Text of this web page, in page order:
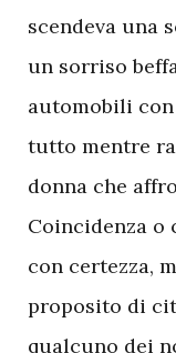
scendeva una
un sorriso
automobili con
tutto mentre
donna che
Coincidenza o
con certezza,
proposito di
qualcuno dei